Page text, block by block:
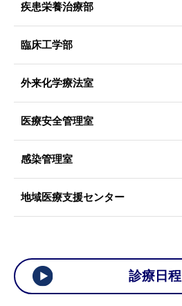
疾患栄養治療部
臨床工学部
外来化学療法室
医療安全管理室
感染管理室
地域医療支援センター
診療日程